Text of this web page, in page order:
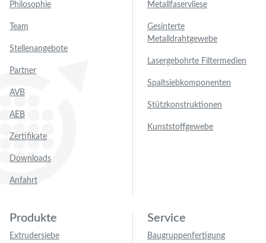
Philosophie
Team
Stellenangebote
Partner
AVB
AEB
Zertifikate
Downloads
Anfahrt
Metallfaservliese
Gesinterte
Metalldrahtgewebe
Lasergebohrte Filtermedien
Spaltsiebkomponenten
Stützkonstruktionen
Kunststoffgewebe
Produkte
Extrudersiebe
Service
Baugruppenfertigung